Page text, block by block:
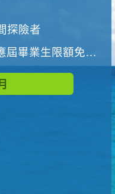
探險者
業生限額免費參加